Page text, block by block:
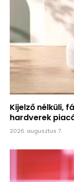
Kijelző nélküli,
hardverek
2026. augusztus 7.